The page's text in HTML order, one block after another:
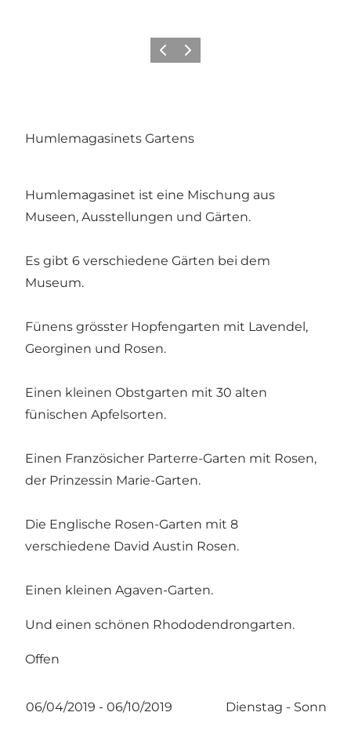
ZurückWeiter
Humlemagasinets Gartens
Humlemagasinet ist eine Mischung aus
Museen, Ausstellungen und Gärten.
Es gibt 6 verschiedene Gärten bei dem
Museum.
Fünens grösster Hopfengarten mit Lavendel,
Georginen und Rosen.
Einen kleinen Obstgarten mit 30 alten
fünischen Apfelsorten.
Einen Französicher Parterre-Garten mit Rosen,
der Prinzessin Marie-Garten.
Die Englische Rosen-Garten mit 8
verschiedene David Austin Rosen.
Einen kleinen Agaven-Garten.
Und einen schönen Rhododendrongarten.
Offen
06/04/2019 - 06/10/2019 Dienstag - Sonntag